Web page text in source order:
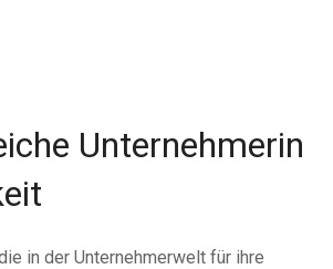
Unternehmerin
in der Unternehmerwelt für ihre